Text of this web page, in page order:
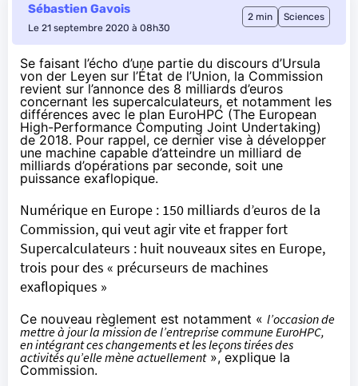
Sébastien Gavois
Le 21 septembre 2020 à 08h30
2 min Sciences
Se faisant l’écho d’une partie du discours d’Ursula
von der Leyen sur l’État de l’Union, la Commission
revient sur l’annonce des 8 milliards d’euros
concernant les supercalculateurs, et notamment les
différences avec le plan EuroHPC (The European
High-Performance Computing Joint Undertaking)
de 2018. Pour rappel, ce dernier vise à développer
une machine capable d’atteindre un milliard de
milliards d’opérations par seconde, soit une
puissance exaflopique.
Numérique en Europe : 150 milliards d’euros de la
Commission, qui veut agir vite et frapper fort
Supercalculateurs : huit nouveaux sites en Europe,
trois pour des « précurseurs de machines
exaflopiques »
Ce nouveau règlement est notamment « l’occasion de
mettre à jour la mission de l’entreprise commune EuroHPC,
en intégrant ces changements et les leçons tirées des
activités qu’elle mène actuellement», explique la
Commission.